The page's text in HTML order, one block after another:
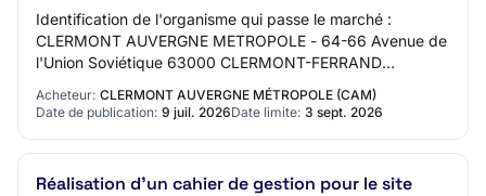
Identification de l'organisme qui passe le marché :
CLERMONT AUVERGNE METROPOLE - 64-66 Avenue de
l'Union Soviétique 63000 CLERMONT-FERRAND
CLERMONT AUVERGNE METROPOLE - SIRET : 246 300
701 00231 Gro…
Acheteur: CLERMONT AUVERGNE MÉTROPOLE (CAM)
Date de publication: 9 juil. 2026Date limite: 3 sept. 2026
Réalisation d’un cahier de gestion pour le site